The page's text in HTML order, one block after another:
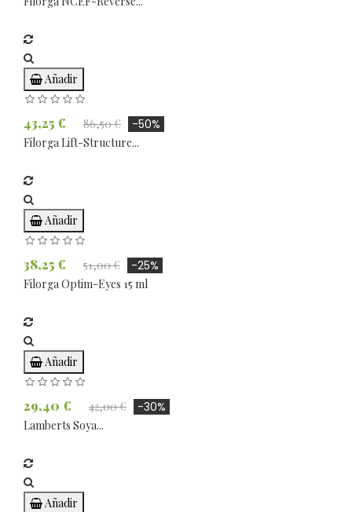
Añadir
43,25 € 86,50 € -50%
Filorga Lift-Structure...
Añadir
38,25 € 51,00 € -25%
Filorga Optim-Eyes 15 ml
Añadir
29,40 € 42,00 € -30%
Lamberts Soya...
Añadir